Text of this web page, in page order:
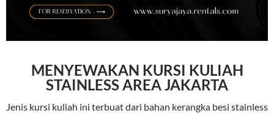
MENYEWAKAN KURSI KULIAH
STAINLESS AREA JAKARTA
Jenis kursi kuliah ini terbuat dari bahan kerangka besi stainless